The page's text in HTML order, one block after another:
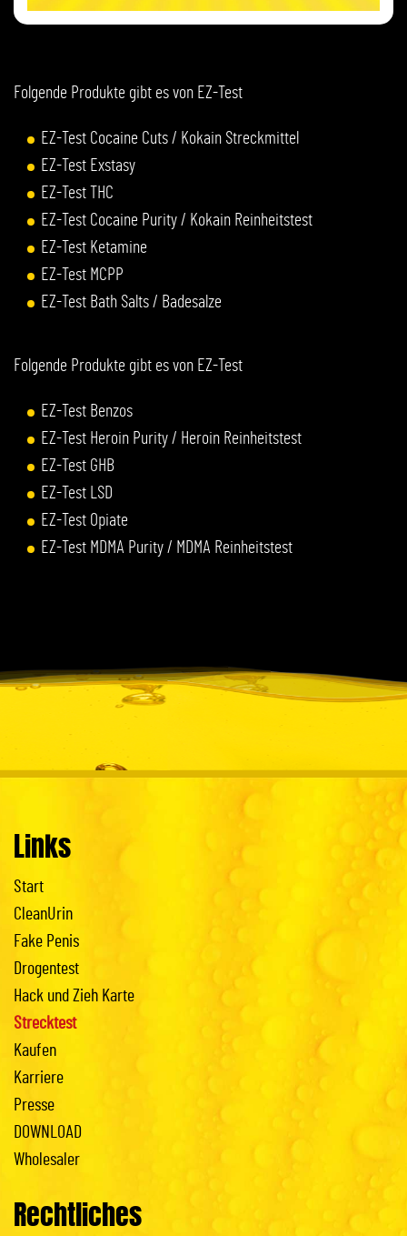
Folgende Produkte gibt es von EZ-Test
EZ-Test Cocaine Cuts / Kokain Streckmittel
EZ-Test Exstasy
EZ-Test THC
EZ-Test Cocaine Purity / Kokain Reinheitstest
EZ-Test Ketamine
EZ-Test MCPP
EZ-Test Bath Salts / Badesalze
Folgende Produkte gibt es von EZ-Test
EZ-Test Benzos
EZ-Test Heroin Purity / Heroin Reinheitstest
EZ-Test GHB
EZ-Test LSD
EZ-Test Opiate
EZ-Test MDMA Purity / MDMA Reinheitstest
Links
Start
CleanUrin
Fake Penis
Drogentest
Hack und Zieh Karte
Strecktest
Kaufen
Karriere
Presse
DOWNLOAD
Wholesaler
Rechtliches